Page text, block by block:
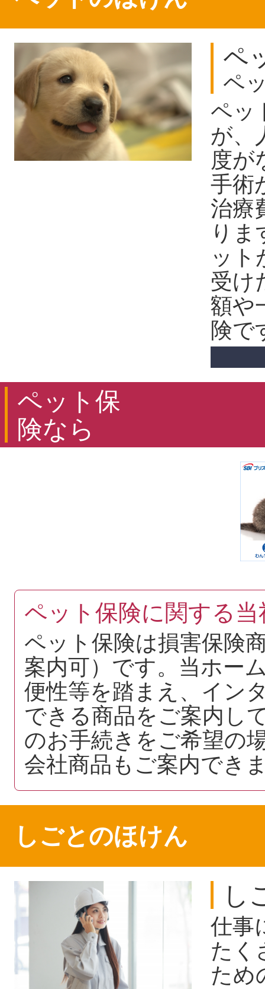
ペ
ペ
ペッ
が、
度が
手術
治療
りま
ット
受け
額や
険で
ペット保
険なら
ペット保険に関する
ペット保険は損害保険
案内可）です。当ホー
便性等を踏まえ、イン
できる商品をご案内し
のお手続きをご希望の
会社商品もご案内でき
しごとのほけん
し
仕事
たく
ため